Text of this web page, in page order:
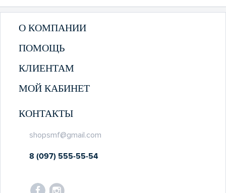
О КОМПАНИИ
ПОМОЩЬ
КЛИЕНТАМ
МОЙ КАБИНЕТ
КОНТАКТЫ
shopsmf@gmail.com
8 (097) 555-55-54